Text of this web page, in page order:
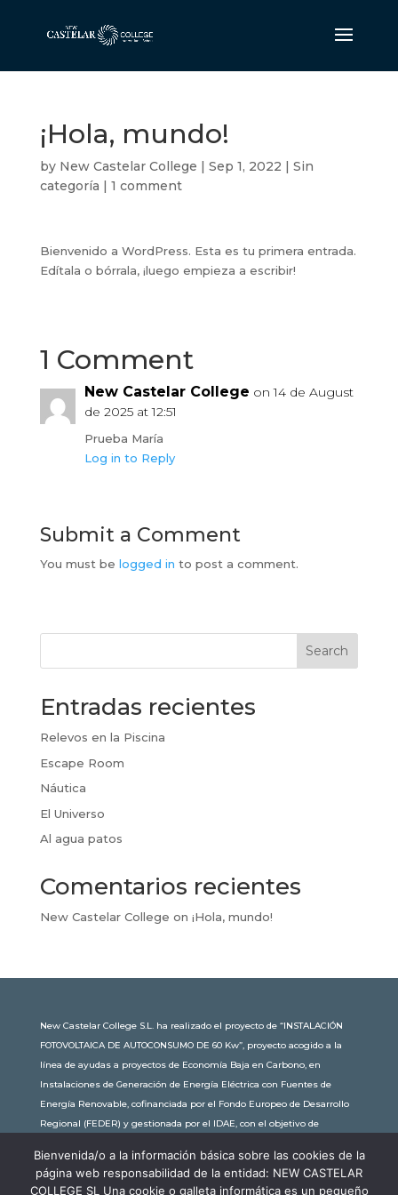
¡Hola, mundo!
by New Castelar College | Sep 1, 2022 | Sin
categoría | 1 comment
Bienvenido a WordPress. Esta es tu primera entrada.
Edítala o bórrala, ¡luego empieza a escribir!
1 Comment
New Castelar College on 14 de August
de 2025 at 12:51
Prueba María
Log in to Reply
Submit a Comment
You must be logged in to post a comment.
Search
Entradas recientes
Relevos en la Piscina
Escape Room
Náutica
El Universo
Al agua patos
Comentarios recientes
New Castelar College on ¡Hola, mundo!
New Castelar College S.L. ha realizado el proyecto de “INSTALACIÓN
FOTOVOLTAICA DE AUTOCONSUMO DE 60 Kw”, proyecto acogido a la
línea de ayudas a proyectos de Economía Baja en Carbono, en
Instalaciones de Generación de Energía Eléctrica con Fuentes de
Energía Renovable, cofinanciada por el Fondo Europeo de Desarrollo
Regional (FEDER) y gestionada por el IDAE, con el objetivo de
subvención de 30.245,63€. Con una potencia instalada de 60kW, la
comunidad educativa de New Castelar ahorra al planeta 34,79
Bienvenida/o a la información básica sobre las cookies de la
página web responsabilidad de la entidad: NEW CASTELAR
COLLEGE SL Una cookie o galleta informática es un pequeño